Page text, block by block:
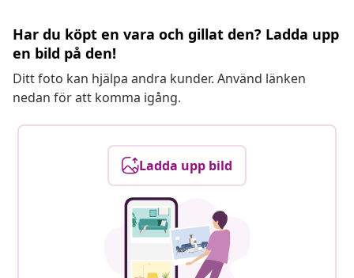
Har du köpt en vara och gillat den? Ladda upp
en bild på den!
Ditt foto kan hjälpa andra kunder. Använd länken
nedan för att komma igång.
Ladda upp bild